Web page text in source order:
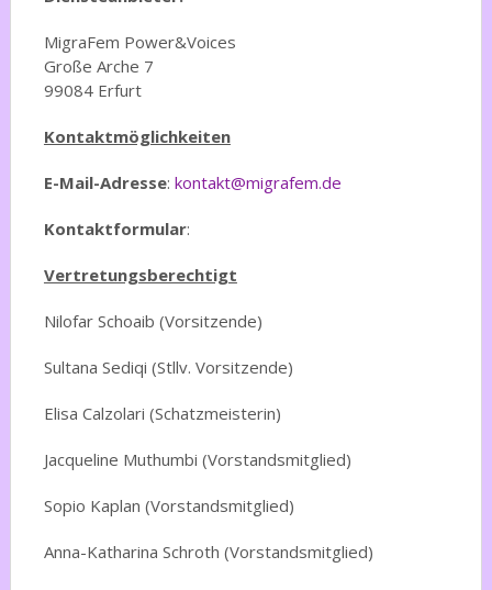
MigraFem Power&Voices
Große Arche 7
99084 Erfurt
Kontaktmöglichkeiten
E-Mail-Adresse: kontakt@migrafem.de
Kontaktformular:
Vertretungsberechtigt
Nilofar Schoaib (Vorsitzende)
Sultana Sediqi (Stllv. Vorsitzende)
Elisa Calzolari (Schatzmeisterin)
Jacqueline Muthumbi (Vorstandsmitglied)
Sopio Kaplan (Vorstandsmitglied)
Anna-Katharina Schroth (Vorstandsmitglied)